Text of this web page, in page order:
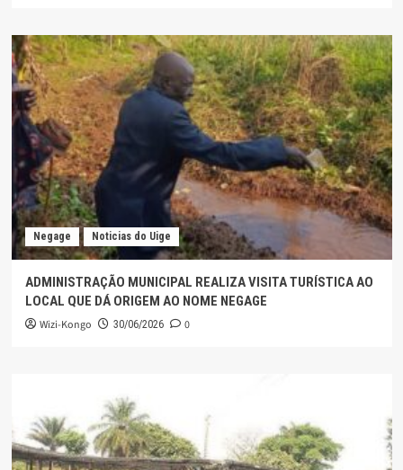
Negage Noticias do Uige
ADMINISTRAÇÃO MUNICIPAL REALIZA VISITA TURÍSTICA AO
LOCAL QUE DÁ ORIGEM AO NOME NEGAGE
Wizi-Kongo 30/06/2026 0